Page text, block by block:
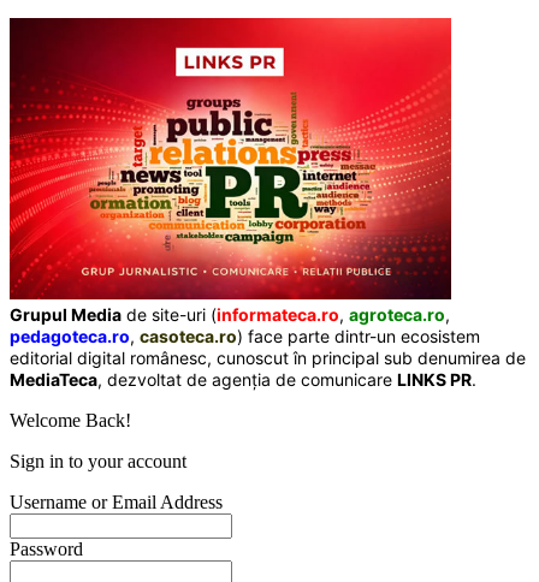
Grupul Media de site-uri (informateca.ro, agroteca.ro,
pedagoteca.ro, casoteca.ro) face parte dintr-un ecosistem
editorial digital românesc, cunoscut în principal sub denumirea de
MediaTeca, dezvoltat de agenția de comunicare LINKS PR.
Welcome Back!
Sign in to your account
Username or Email Address
Password